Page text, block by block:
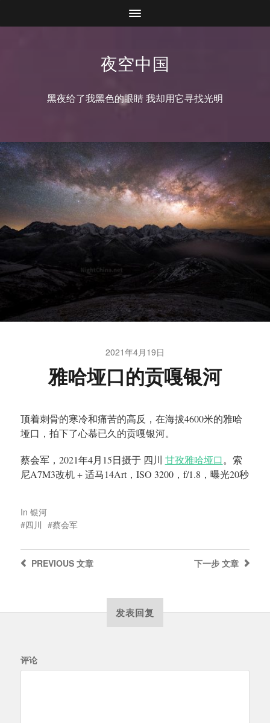
夜空中国
黑夜给了我黑色的眼睛 我却用它寻找光明
2021年4月19日
雅哈垭口的贡嘎银河
顶着刺骨的寒冷和痛苦的高反，在海拔4600米的雅哈
垭口，拍下了心慕已久的贡嘎银河。
蔡会军，2021年4月15日摄于 四川 甘孜雅哈垭口。索
尼A7M3改机 + 适马14Art，ISO 3200，f/1.8，曝光20秒
In 银河
四川
蔡会军
下一步 文章
PREVIOUS文章
发表回复
评论